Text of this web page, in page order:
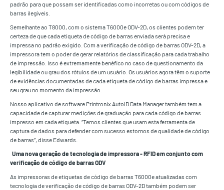
padrão para que possam ser identificadas como incorretas ou com códigos de
barras ilegíveis.
Semelhante ao T8000, com o sistema T6000e ODV-2D, os clientes podem ter
certeza de que cada etiqueta de código de barras enviada será precisa e
impressa no padrão exigido. Com a verificação de código de barras ODV-2D, a
impressora tem o poder de gerar relatórios de classificação para cada trabalho
de impressão. Isso é extremamente benéfico no caso de questionamento da
legibilidade ou grau dos rótulos de um usuário. Os usuários agora têm o suporte
de evidências documentadas de cada etiqueta de código de barras impressa e
seu grau no momento da impressão.
Nosso aplicativo de software Printronix AutoID Data Manager também tem a
capacidade de capturar medições de graduação para cada código de barras
impresso em cada etiqueta. “Temos clientes que usam esta ferramenta de
captura de dados para defender com sucesso estornos de qualidade de código
de barras”, disse Edwards.
Uma nova geração de tecnologia de impressora - RFID em conjunto com
verificação de código de barras ODV
As impressoras de etiquetas de código de barras T6000e atualizadas com
tecnologia de verificação de código de barras ODV-2D também podem ser